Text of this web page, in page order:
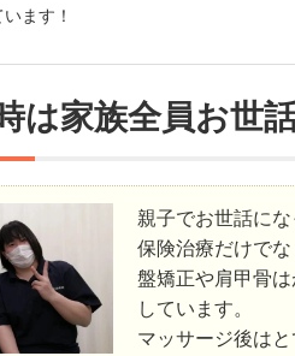
ます！
は家族全員お世
親子でお世話にな
保険治療だけで
盤矯正や肩甲骨
しています。
マッサージ後は